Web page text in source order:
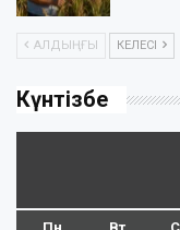
АЛДЫҢҒЫ КЕЛЕСІ
Күнтізбе